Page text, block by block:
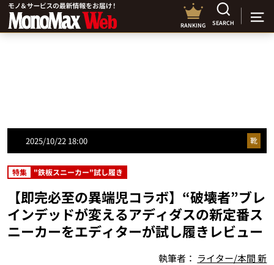
RANKING SEARCH
2025/10/22 18:00 靴
特集 "鉄板スニーカー"試し履き
【即完必至の異端児コラボ】“破壊者”ブレ
インデッドが変えるアディダスの新定番ス
ニーカーをエディターが試し履きレビュー
執筆者： ライター/本間 新